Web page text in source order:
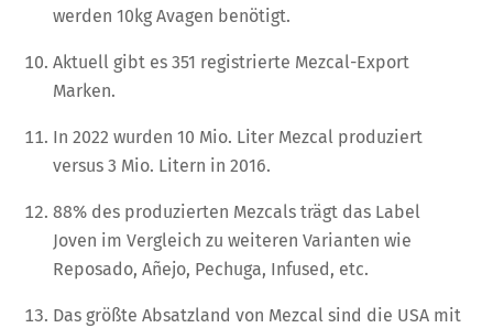
werden 10kg Avagen benötigt.
Aktuell gibt es 351 registrierte Mezcal-Export
Marken.
In 2022 wurden 10 Mio. Liter Mezcal produziert
versus 3 Mio. Litern in 2016.
88% des produzierten Mezcals trägt das Label
Joven im Vergleich zu weiteren Varianten wie
Reposado, Añejo, Pechuga, Infused, etc.
Das größte Absatzland von Mezcal sind die USA mit